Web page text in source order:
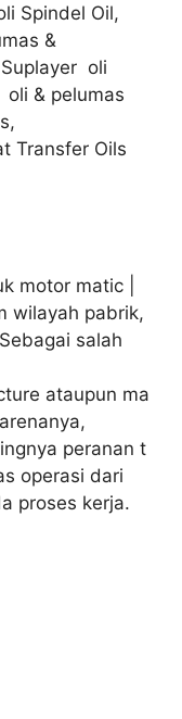
Spindel Oil,
&
oli
oli & pelumas
Transfer Oils
motor matic |
wilayah pabrik,
salah
ataupun ma
peranan t
operasi dari
proses kerja.